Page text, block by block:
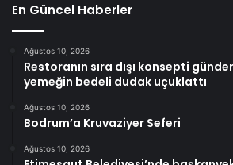
En Güncel Haberler
Ağustos 10, 2026
Restoranın sıra dışı konsepti
yemeğin bedeli dudak uçuklattı
Ağustos 10, 2026
Bodrum’a Kruvaziyer Seferi
Ağustos 10, 2026